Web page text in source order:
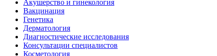
Акушерство и гинекология
Вакцинация
Генетика
Дерматология
Диагностические исследования
Консультации специалистов
Косметология